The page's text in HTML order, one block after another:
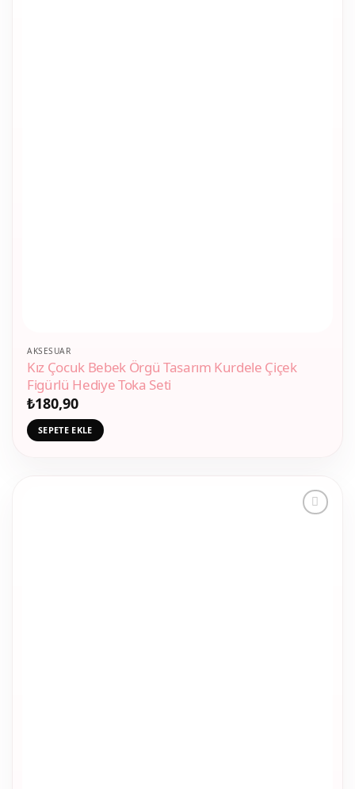
AKSESUAR
Kız Çocuk Bebek Örgü Tasarım Kurdele Çiçek
Figürlü Hediye Toka Seti
₺180,90
SEPETE EKLE